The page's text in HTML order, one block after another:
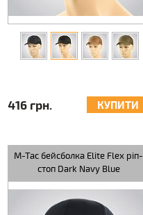
416 грн. КУПИТИ
M-Tac бейсболка Elite Flex ріп-
стоп Dark Navy Blue